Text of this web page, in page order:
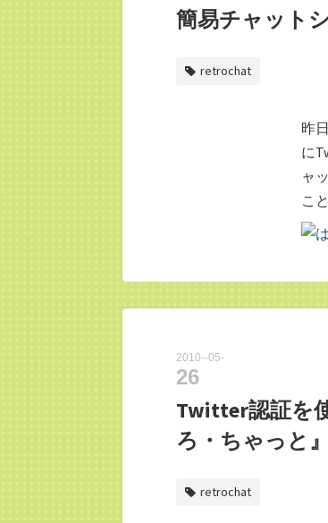
簡易チャット
retrochat
昨
に
ャ
こ
2010 -05-
26
Twitter認証を
ろ・ちゃっと
retrochat